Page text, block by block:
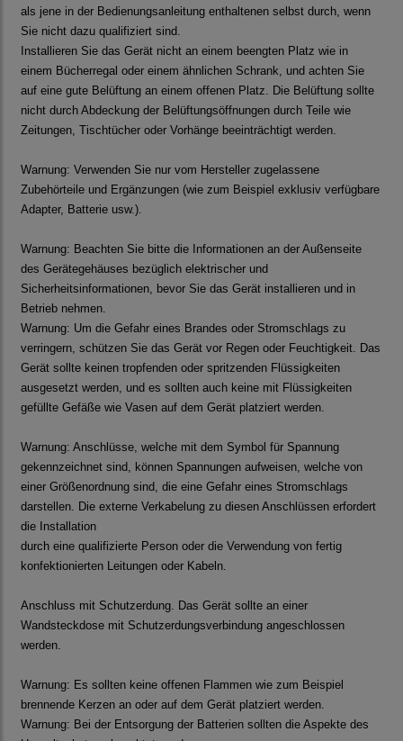
als jene in der Bedienungsanleitung enthaltenen selbst durch, wenn
Sie nicht dazu qualifiziert sind.
Installieren Sie das Gerät nicht an einem beengten Platz wie in
einem Bücherregal oder einem ähnlichen Schrank, und achten Sie
auf eine gute Belüftung an einem offenen Platz. Die Belüftung sollte
nicht durch Abdeckung der Belüftungsöffnungen durch Teile wie
Zeitungen, Tischtücher oder Vorhänge beeinträchtigt werden.
Warnung: Verwenden Sie nur vom Hersteller zugelassene
Zubehörteile und Ergänzungen (wie zum Beispiel exklusiv verfügbare
Adapter, Batterie usw.).
Warnung: Beachten Sie bitte die Informationen an der Außenseite
des Gerätegehäuses bezüglich elektrischer und
Sicherheitsinformationen, bevor Sie das Gerät installieren und in
Betrieb nehmen.
Warnung: Um die Gefahr eines Brandes oder Stromschlags zu
verringern, schützen Sie das Gerät vor Regen oder Feuchtigkeit. Das
Gerät sollte keinen tropfenden oder spritzenden Flüssigkeiten
ausgesetzt werden, und es sollten auch keine mit Flüssigkeiten
gefüllte Gefäße wie Vasen auf dem Gerät platziert werden.
Warnung: Anschlüsse, welche mit dem Symbol für Spannung
gekennzeichnet sind, können Spannungen aufweisen, welche von
einer Größenordnung sind, die eine Gefahr eines Stromschlags
darstellen. Die externe Verkabelung zu diesen Anschlüssen erfordert
die Installation
durch eine qualifizierte Person oder die Verwendung von fertig
konfektionierten Leitungen oder Kabeln.
Anschluss mit Schutzerdung. Das Gerät sollte an einer
Wandsteckdose mit Schutzerdungsverbindung angeschlossen
werden.
Warnung: Es sollten keine offenen Flammen wie zum Beispiel
brennende Kerzen an oder auf dem Gerät platziert werden.
Warnung: Bei der Entsorgung der Batterien sollten die Aspekte des